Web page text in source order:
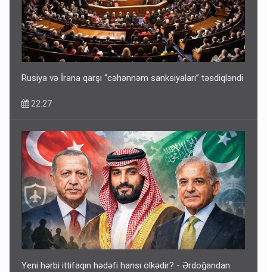
Media və Yayım Şurasına əlavə hüquq və vəzifələr verilib
13:24
Kartdan karta istədiyiniz qədər köçürmə edə bilərsiniz -
VİDEO
11:06
Rusiya və İrana qarşı “cəhənnəm sanksiyaları” təsdiqləndi
22:27
Yeni hərbi ittifaqın hədəfi hansı ölkədir? - Ərdoğandan